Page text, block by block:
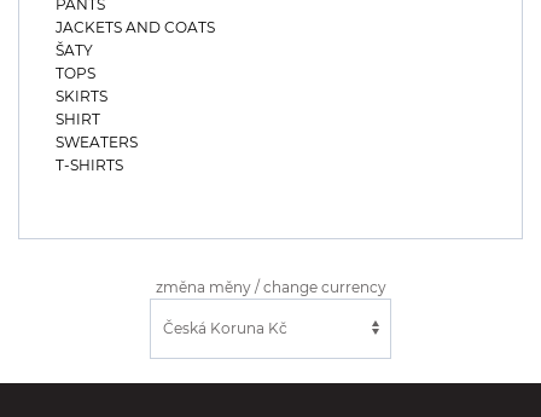
PANTS
JACKETS AND COATS
ŠATY
TOPS
SKIRTS
SHIRT
SWEATERS
T-SHIRTS
změna měny / change currency